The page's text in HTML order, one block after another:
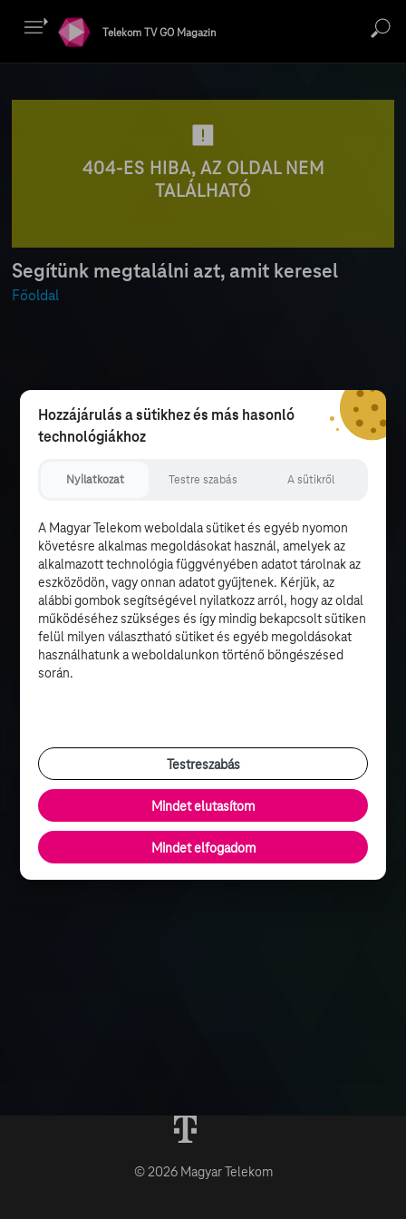
Telekom TV GO Magazin
404-ES HIBA, AZ OLDAL NEM
TALÁLHATÓ
Segítünk megtalálni azt, amit keresel
Főoldal
© 2026 Magyar Telekom
Hozzájárulás a sütikhez és más hasonló
technológiákhoz
Nyilatkozat Testre szabás A sütikről
A Magyar Telekom weboldala sütiket és egyéb nyomon
követésre alkalmas megoldásokat használ, amelyek az
alkalmazott technológia függvényében adatot tárolnak az
eszközödön, vagy onnan adatot gyűjtenek. Kérjük, az
alábbi gombok segítségével nyilatkozz arról, hogy az oldal
működéséhez szükséges és így mindig bekapcsolt sütiken
felül milyen választható sütiket és egyéb megoldásokat
használhatunk a weboldalunkon történő böngészésed
során.
Testreszabás
Mindet elutasítom
Mindet elfogadom